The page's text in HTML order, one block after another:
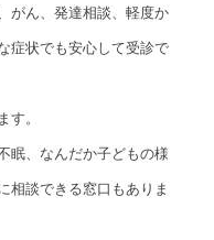
がん、発達相談、軽度か
症状でも安心して受診で
す。
眠、なんだか子どもの様
相談できる窓口もありま